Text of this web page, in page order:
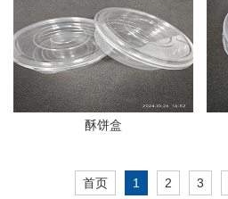
酥饼盒
首页 1 2 3